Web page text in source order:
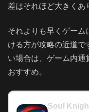
差はそれほど大きくあ
それよりも早くゲーム
ける方が攻略の近道で
い場合は、ゲーム内
おすすめ。
Soul